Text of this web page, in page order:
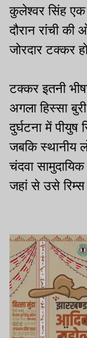
कुलेश्‍वर सिंह
दौरान रांची
जोरदार टक्‍कर
टक्‍कर इतनी
अगला हिस्‍सा
दुर्घटना में पीयुष
जबकि स्‍थानीय
चंदवा
जहां से उसे रिम्‍स